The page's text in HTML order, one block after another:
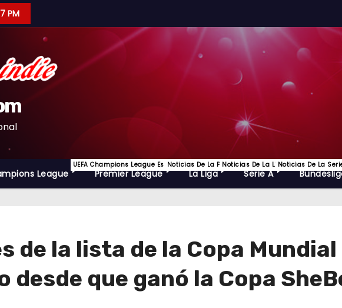
PM
League
UEFA Champions League Es Uno De Los Torneos De Fútbol Más Prestigiosos
Premier League
Noticias De La Premier League, EPL Lo Mejor Del
La Liga
Noticias De La Liga Española De
Serie A
Noticias De La
de la lista de la Copa Mundial
desde que ganó la Copa